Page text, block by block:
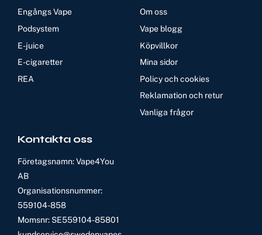
Engångs Vape
Podsystem
E-juice
E-cigaretter
REA
Om oss
Vape blogg
Köpvillkor
Mina sidor
Policy och cookies
Reklamation och retur
Vanliga frågor
Kontakta oss
Företagsnamn: Vape4You
AB
Organisationsnummer:
559104-858
Momsnr: SE559104-85801